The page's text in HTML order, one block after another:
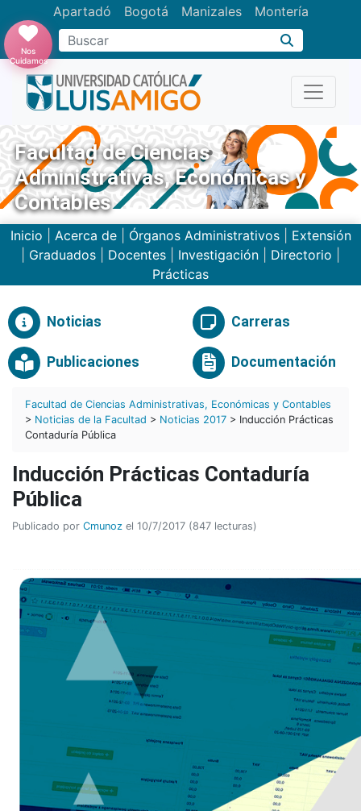
Apartadó Bogotá Manizales Montería
Buscar
Nos
Cuidamos
Facultad de Ciencias
Administrativas, Económicas y
Contables
Inicio Acerca de| Órganos Administrativos| Extensión
Graduados Docentes Investigación Directorio
Prácticas
Noticias Carreras
Publicaciones Documentación
Facultad de Ciencias Administrativas, Económicas y Contables
> Noticias de la Facultad > Noticias 2017 > Inducción Prácticas
Contaduría Pública
Inducción Prácticas Contaduría
Pública
Publicado por Cmunoz el 10/7/2017 (847 lecturas)